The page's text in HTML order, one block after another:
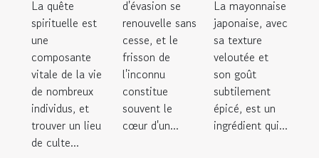
La quête
spirituelle est
une
composante
vitale de la vie
de nombreux
individus, et
trouver un lieu
de culte...
d'évasion se
renouvelle sans
cesse, et le
frisson de
l'inconnu
constitue
souvent le
cœur d'un...
La mayonnaise
japonaise, avec
sa texture
veloutée et
son goût
subtilement
épicé, est un
ingrédient qui...